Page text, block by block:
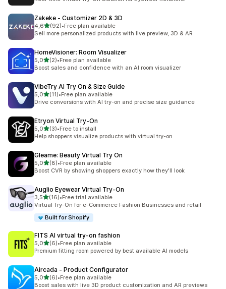
Zakeke ‑ Customizer 2D & 3D
4,6na 5 gwiazdek
(92)
Łączna liczba recenzji: 92
•Free plan available
Sell more personalized products with live preview, 3D & AR
HomeVisioner: Room Visualizer
5,0na 5 gwiazdek
(2)
Łączna liczba recenzji: 2
•Free plan available
Boost sales and confidence with an AI room visualizer
VibeTry AI Try On & Size Guide
5,0na 5 gwiazdek
(11)
Łączna liczba recenzji: 11
•Free plan available
Drive conversions with AI try-on and precise size guidance
Etryon Virtual Try‑On
5,0na 5 gwiazdek
(3)
Łączna liczba recenzji: 3
•Free to install
Help shoppers visualize products with virtual try-on
Gleame: Beauty Virtual Try On
5,0na 5 gwiazdek
(8)
Łączna liczba recenzji: 8
•Free plan available
Boost CVR by showing shoppers exactly how they'll look
Auglio Eyewear Virtual Try‑On
3,5na 5 gwiazdek
(16)
Łączna liczba recenzji: 16
•Free trial available
Virtual Try-On for e-Commerce Fashion Businesses and retail
Built for Shopify
FITS AI virtual try‑on fashion
5,0na 5 gwiazdek
(6)
Łączna liczba recenzji: 6
•Free plan available
Premium fitting room powered by best available AI models
Aircada ‑ Product Configurator
5,0na 5 gwiazdek
(6)
Łączna liczba recenzji: 6
•Free plan available
Boost sales with live 3D product customization and AR previews